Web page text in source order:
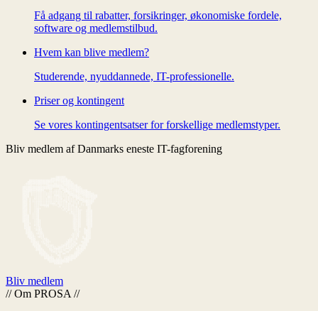
Få adgang til rabatter, forsikringer, økonomiske fordele,
software og medlemstilbud.
Hvem kan blive medlem?
Studerende, nyuddannede, IT-professionelle.
Priser og kontingent
Se vores kontingentsatser for forskellige medlemstyper.
Bliv medlem af Danmarks eneste IT-fagforening
Bliv medlem
// Om PROSA //